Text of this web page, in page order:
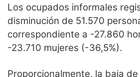
Los ocupados informales
disminución de 51.570
correspondiente a -27.860
-23.710 mujeres (-36,5%).
Proporcionalmente, la baja